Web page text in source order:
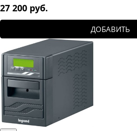
27 200 руб.
ДОБАВИТЬ